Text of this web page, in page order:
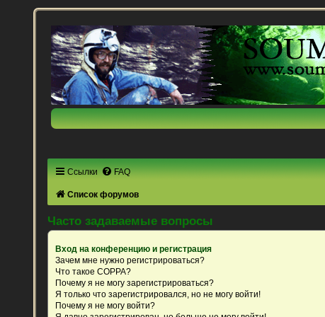
Ссылки FAQ
Список форумов
Часто задаваемые вопросы
Вход на конференцию и регистрация
Зачем мне нужно регистрироваться?
Что такое COPPA?
Почему я не могу зарегистрироваться?
Я только что зарегистрировался, но не могу войти!
Почему я не могу войти?